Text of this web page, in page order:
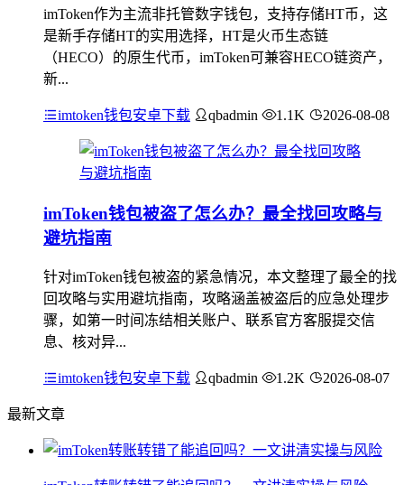
imToken作为主流非托管数字钱包，支持存储HT币，这
是新手存储HT的实用选择，HT是火币生态链
（HECO）的原生代币，imToken可兼容HECO链资产，
新...
imtoken钱包安卓下载 qbadmin 1.1K 2026-08-08
imToken钱包被盗了怎么办？最全找回攻略与
避坑指南
针对imToken钱包被盗的紧急情况，本文整理了最全的找
回攻略与实用避坑指南，攻略涵盖被盗后的应急处理步
骤，如第一时间冻结相关账户、联系官方客服提交信
息、核对异...
imtoken钱包安卓下载 qbadmin 1.2K 2026-08-07
最新文章